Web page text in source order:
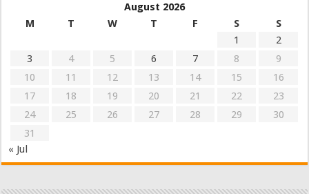
August 2026
M
T W T F S
S
1
2
3
4 5 6 7 8
9
10
11 12 13 14 15
16
17
18 19 20 21 22
23
24
25 26 27 28 29
30
31
« Jul